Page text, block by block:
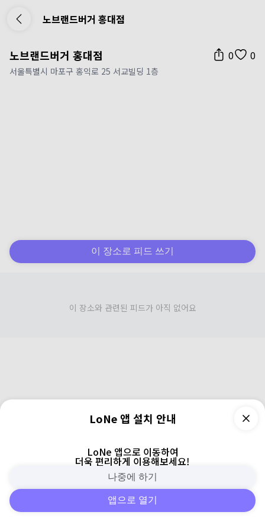
노브랜드버거 홍대점
노브랜드버거 홍대점 0 0
서울특별시 마포구 홍익로 25 서교빌딩 1층
이 장소로 피드 쓰기
이 장소와 관련된 피드가 아직 없어요
피드 주변 검색 로그인
LoNe 앱 설치 안내
LoNe 앱으로 이동하여
더욱 편리하게 이용해보세요!
나중에 하기
앱으로 열기